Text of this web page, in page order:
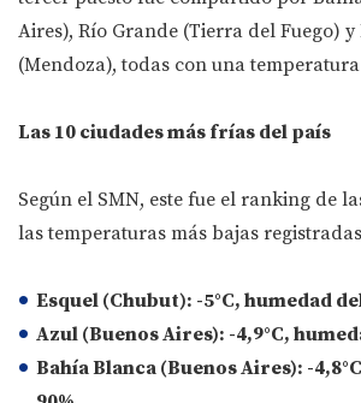
Aires), Río Grande (Tierra del Fuego)
(Mendoza), todas con una temperatura
Las 10 ciudades más frías del país
Según el SMN, este fue el ranking de
las temperaturas más bajas
Esquel (Chubut): -5°C, humedad
Azul (Buenos Aires): -4,9°C,
Bahía Blanca (Buenos Aires): -